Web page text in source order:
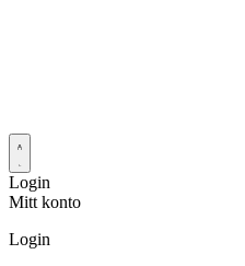
Login
Mitt konto
Login